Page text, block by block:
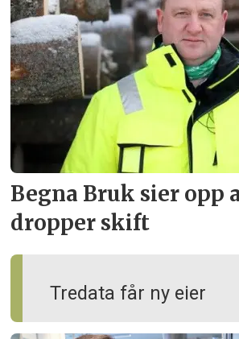
Tredata får ny eier
Begna Bruk sier opp
dropper skift